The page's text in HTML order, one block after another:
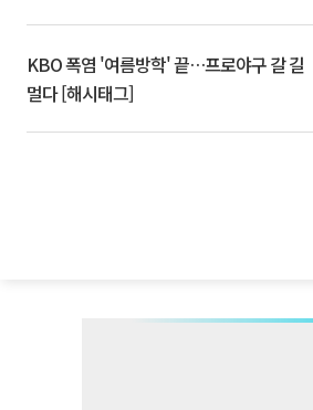
KBO 폭염 '여름방학' 끝…프로야구 갈 길
멀다 [해시태그]